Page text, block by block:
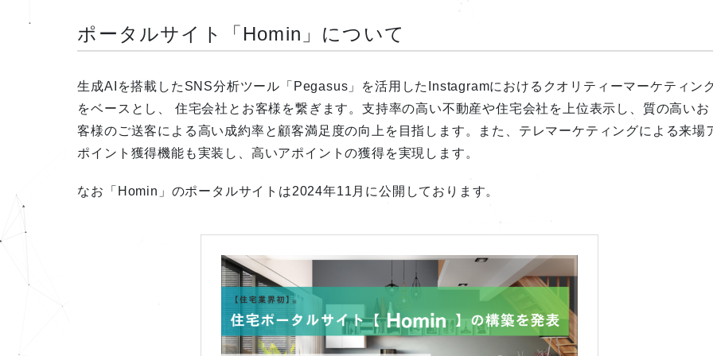
ポータルサイト「Homin」について
生成AIを搭載したSNS分析ツール「Pegasus」を活用したInstagramにおけるクオリティーマーケティン
をベースとし、 住宅会社とお客様を繋ぎます。支持率の高い不動産や住宅会社を上位表示し、質の高いお
客様のご送客による高い成約率と顧客満足度の向上を目指します。また、テレマーケティングによる来場
ポイント獲得機能も実装し、高いアポイントの獲得を実現します。
なお「Homin」のポータルサイトは2024年11月に公開しております。